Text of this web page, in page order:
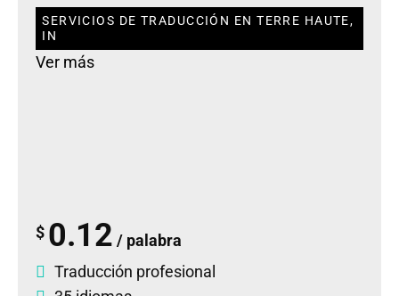
SERVICIOS DE TRADUCCIÓN EN TERRE HAUTE,
IN
Ver más
$ 0.12 / palabra
Traducción profesional